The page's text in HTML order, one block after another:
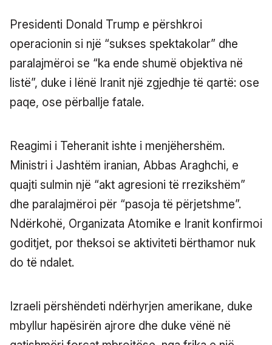
Presidenti Donald Trump e përshkroi
operacionin si një “sukses spektakolar” dhe
paralajmëroi se “ka ende shumë objektiva në
listë”, duke i lënë Iranit një zgjedhje të qartë: ose
paqe, ose përballje fatale.
Reagimi i Teheranit ishte i menjëhershëm.
Ministri i Jashtëm iranian, Abbas Araghchi, e
quajti sulmin një “akt agresioni të rrezikshëm”
dhe paralajmëroi për “pasoja të përjetshme”.
Ndërkohë, Organizata Atomike e Iranit konfirmoi
goditjet, por theksoi se aktiviteti bërthamor nuk
do të ndalet.
Izraeli përshëndeti ndërhyrjen amerikane, duke
mbyllur hapësirën ajrore dhe duke vënë në